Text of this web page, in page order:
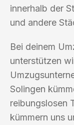
innerhalb der
und andere
Bei deinem
unterstützen
Solingen
reibungslosen
kümmern uns